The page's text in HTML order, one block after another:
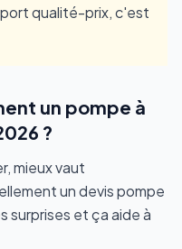
qualité-prix, c'est
un pompe à
?
mieux vaut
un devis pompe
surprises et ça aide à